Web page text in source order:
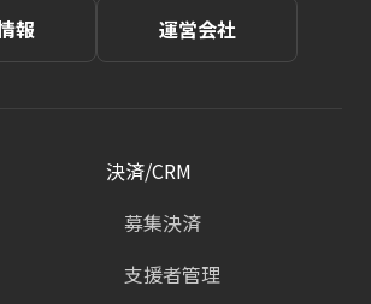
報 運営会社
決済/CRM
募集決済
支援者管理